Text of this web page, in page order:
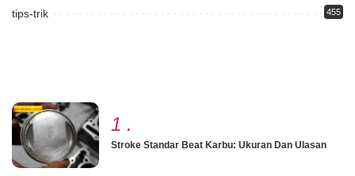
tips-trik 455
1 .
Stroke Standar Beat Karbu: Ukuran Dan Ulasan